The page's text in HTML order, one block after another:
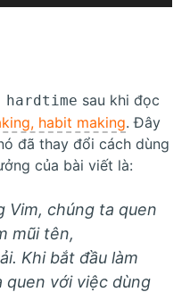
hardtime sau khi đọc
habit making. Đây
đã thay đổi cách dùng
của bài viết là:
Vim, chúng ta quen
mũi tên,
Khi bắt đầu làm
quen với việc dùng